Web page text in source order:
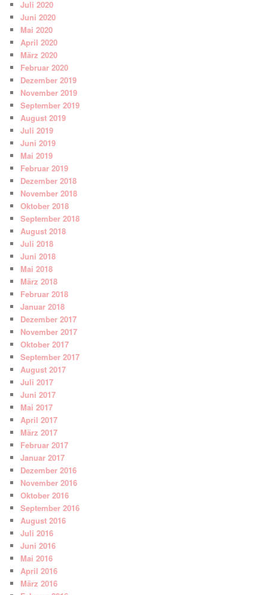
Juli 2020
Juni 2020
Mai 2020
April 2020
März 2020
Februar 2020
Dezember 2019
November 2019
September 2019
August 2019
Juli 2019
Juni 2019
Mai 2019
Februar 2019
Dezember 2018
November 2018
Oktober 2018
September 2018
August 2018
Juli 2018
Juni 2018
Mai 2018
März 2018
Februar 2018
Januar 2018
Dezember 2017
November 2017
Oktober 2017
September 2017
August 2017
Juli 2017
Juni 2017
Mai 2017
April 2017
März 2017
Februar 2017
Januar 2017
Dezember 2016
November 2016
Oktober 2016
September 2016
August 2016
Juli 2016
Juni 2016
Mai 2016
April 2016
März 2016